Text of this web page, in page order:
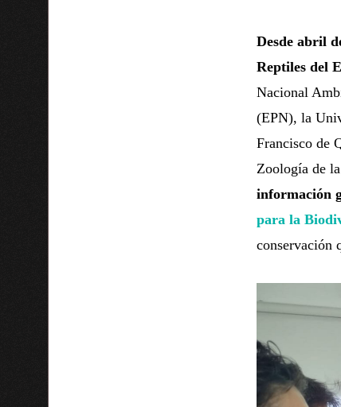
Desde abril
Reptiles del
Nacional
(EPN), la
Francisco de
Zoología de
información
para la
conservación